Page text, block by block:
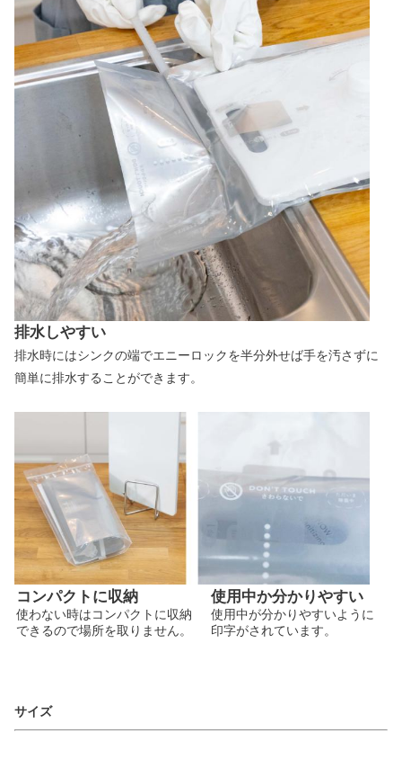
排水しやすい
排水時にはシンクの端でエニーロックを半分外せば手を汚さずに
簡単に排水することができます。
コンパクトに収納
使わない時はコンパクトに収納
できるので場所を取りません。
使用中か分かりやすい
使用中が分かりやすいように
印字がされています。
サイズ